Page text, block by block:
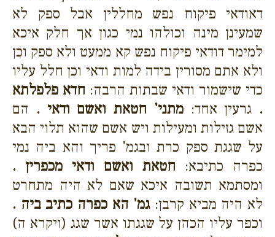
דאודאי פיקוח נפש מחללין אבל ספק לא
שמעינן מינה וכולהו נמי כגון אך חלק איכא
למימר דודאי פיקוח נפש קא ממעט ולא ספק וכן
ולא אתם מסורין בידה למות ודאי וכן חלל עליו
כדי שישמור ודאי שבתות הרבה: חדא פלפלתא
. גרעין אחד:מתני' חטאת ואשם ודאי . הם
אשם גזילות ומעילות ויש אשם שהוא תלוי הבא
על שגגת ספק כרת ובגמ' פריך והא ביה נמי
כפרה כתיבא: חטאת ואשם ודאי מכפרין .
ומסתמא תשובה איכא שאם לא היה מתחרט
לא היה מביא קרבן:גמ' הא כפרה כתיב ביה .
וכפר עליו הכהן על שגגתו אשר שגג (ויקרא ה)